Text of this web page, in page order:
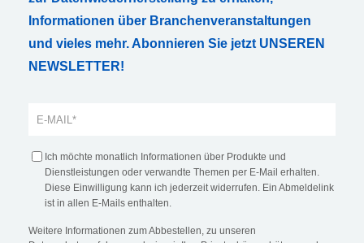
Informationen über Branchenveranstaltungen
und vieles mehr. Abonnieren Sie jetzt UNSEREN
NEWSLETTER!
Ich möchte monatlich Informationen über Produkte und
Dienstleistungen oder verwandte Themen per E-Mail erhalten.
Diese Einwilligung kann ich jederzeit widerrufen. Ein Abmeldelink
ist in allen E-Mails enthalten.
Weitere Informationen zum Abbestellen, zu unseren